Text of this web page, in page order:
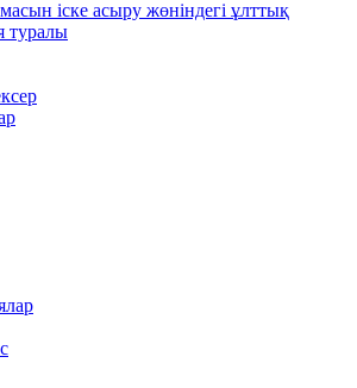
іске асыру жөніндегі ұлттық
туралы